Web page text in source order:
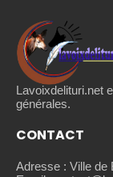
Lavoixdelituri.net
générales.
CONTACT
Adresse : Ville de